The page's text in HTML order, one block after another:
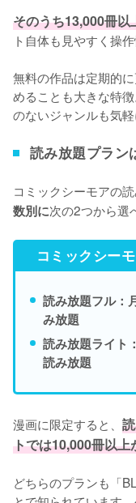
そのうち13,000冊
ト自体も見やすく操
無料の作品は定期的
めることも大きな特
のないジャンルも気
読み放題プラン
コミックシーモアの読
数別に次の2つから選
コミックシー
読み放題フル：
み放題
読み放題ライト
読み放題
漫画に限定すると、
トでは10,000冊以
どちらのプランも「